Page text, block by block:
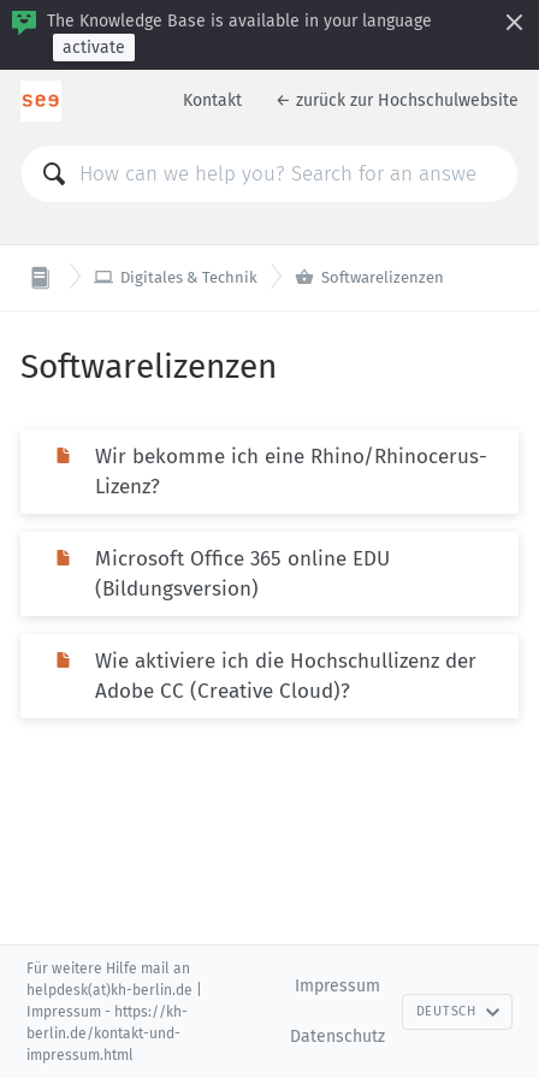
The Knowledge Base is available in your language
activate
Kontakt ← zurück zur Hochschulwebsite
 Digitales & Technik  Softwarelizenzen
Softwarelizenzen
Wir bekomme ich eine Rhino/Rhinocerus-
Lizenz?
Microsoft Office 365 online EDU
(Bildungsversion)
Wie aktiviere ich die Hochschullizenz der
Adobe CC (Creative Cloud)?
Für weitere Hilfe mail an
helpdesk(at)kh-berlin.de |
Impressum - https://kh-
berlin.de/kontakt-und-
impressum.html
Impressum
Datenschutz
DEUTSCH